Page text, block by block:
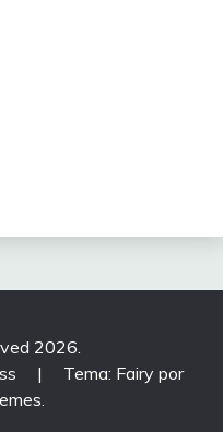
2026.
|
Tema: Fairy por